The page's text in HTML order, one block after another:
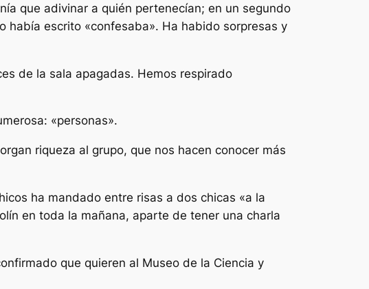
que adivinar a quién pertenecían; en un segundo
había escrito «confesaba». Ha habido sorpresas y
de la sala apagadas. Hemos respirado
«personas».
riqueza al grupo, que nos hacen conocer más
ha mandado entre risas a dos chicas «a la
en toda la mañana, aparte de tener una charla
que quieren al Museo de la Ciencia y